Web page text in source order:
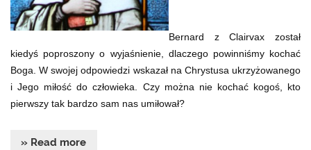
Bernard z Clairvax został
kiedyś poproszony o wyjaśnienie, dlaczego powinniśmy kochać
Boga. W swojej odpowiedzi wskazał na Chrystusa ukrzyżowanego
i Jego miłość do człowieka. Czy można nie kochać kogoś, kto
pierwszy tak bardzo sam nas umiłował?
» Read more